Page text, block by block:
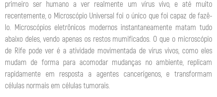
primeiro ser humano a ver realmente um vírus vivo, e até muito
recentemente, o Microscópio Universal foi o único que foi capaz de fazê-
lo. Microscópios eletrônicos modernos instantaneamente matam tudo
abaixo deles, vendo apenas os restos mumificados. O que o microscópio
de Rife pode ver é a atividade movimentada de vírus vivos, como eles
mudam de forma para acomodar mudanças no ambiente, replicam
rapidamente em resposta a agentes cancerígenos, e transformam
células normais em células tumorais.